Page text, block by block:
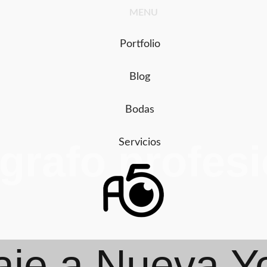
Ir
contenido
MENU
Portfolio
Blog
Bodas
Servicios